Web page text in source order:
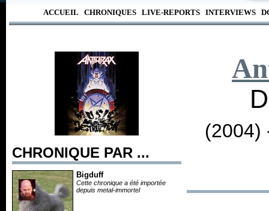
ACCUEIL CHRONIQUES LIVE-REPORTS INTERVIEWS
CHRONIQUE PAR ...
Bigduff
Cette chronique a été importée
depuis metal-immortel